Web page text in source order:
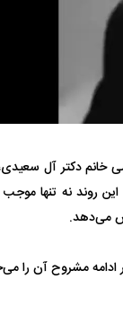
دکتر آل
روند نه تنها
می‌دهد.
مشروح آن را
حدید ۱۱۰؛ نسخه
مرگبارتر پهپادهای
جدید ایران چیست؟